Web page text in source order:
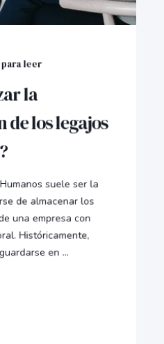
leer
la
los legajos
suele ser la
de almacenar los
una empresa con
Históricamente,
en ...